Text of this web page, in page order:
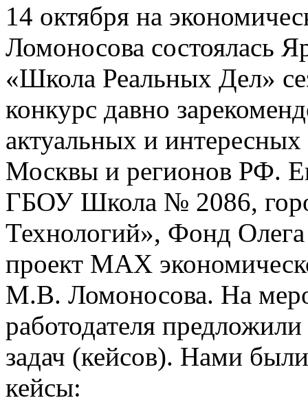
14 октября на
Ломоносова состоялась
«Школа Реальных Дел»
конкурс давно
актуальных и
Москвы и регионов РФ.
ГБОУ Школа № 2086,
Технологий», Фонд
проект MAX
М.В. Ломоносова. На
работодателя
задач (кейсов). Нами
кейсы: